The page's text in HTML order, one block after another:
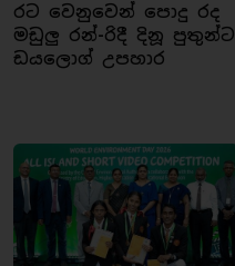
රට වෙනුවෙන් පොදු රද
මඩුලු රන්-රිදී දිනූ පුතුන්ට
ඩයලොග් උපහාර